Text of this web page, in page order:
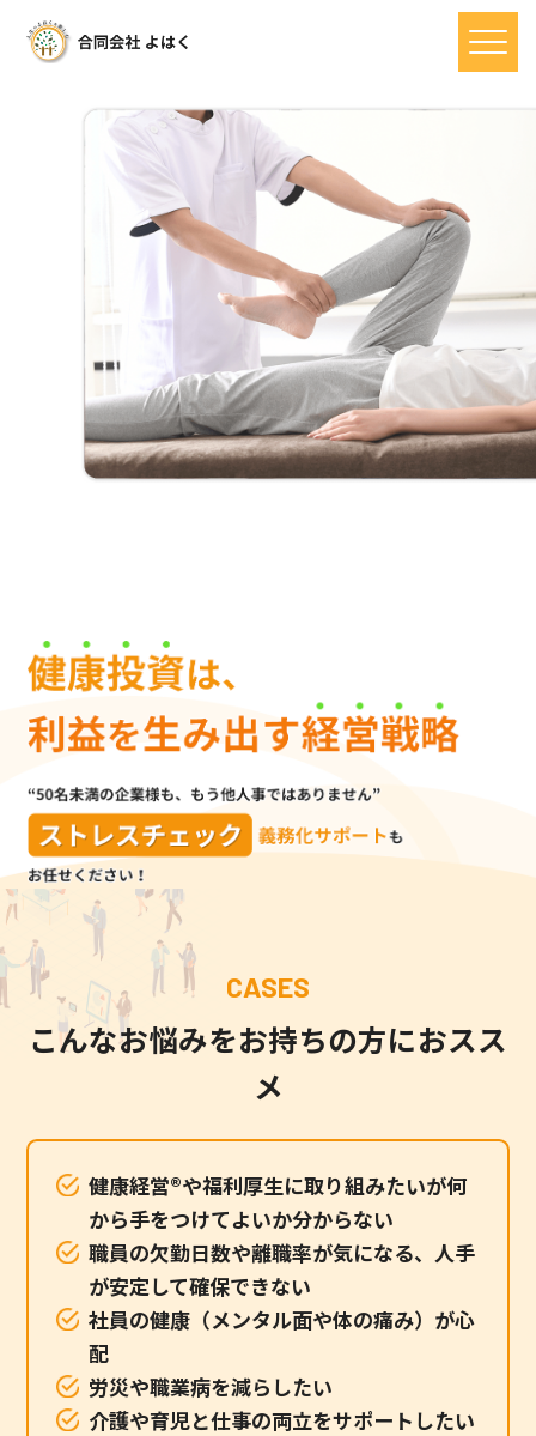
ストレスチェックに関するお問い合わせ
CASES
こんなお悩みをお持ちの方におスス
メ
健康経営®や福利厚生に取り組みたいが何
から手をつけてよいか分からない
職員の欠勤日数や離職率が気になる、人手
が安定して確保できない
社員の健康（メンタル面や体の痛み）が心
配
労災や職業病を減らしたい
介護や育児と仕事の両立をサポートしたい